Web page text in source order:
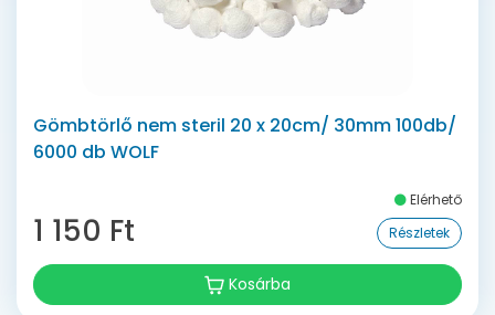
Gömbtörlő nem steril 20 x 20cm/ 30mm 100db/
6000 db WOLF
Elérhető
1 150 Ft Részletek
Kosárba